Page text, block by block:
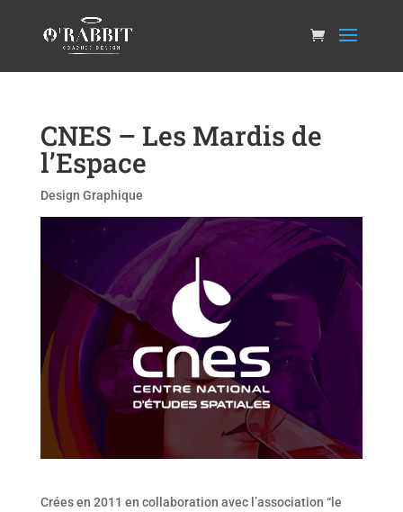
CNES – Les Mardis de
l’Espace
Design Graphique
Crées en 2011 en collaboration avec l’association “le